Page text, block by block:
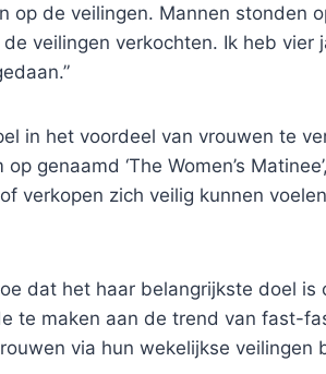
op de veilingen. Mannen stonden
veilingen verkochten. Ik heb vier
in het voordeel van vrouwen te
genaamd ‘The Women’s
verkopen zich veilig kunnen
dat het haar belangrijkste doel is
te maken aan de trend van fast-
via hun wekelijkse veilingen